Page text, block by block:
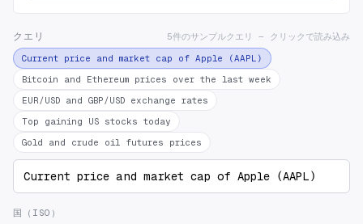
クエリ 5件のサンプルクエリ — クリックで読み込み
Current price and market cap of Apple (AAPL)
Bitcoin and Ethereum prices over the last week
EUR/USD and GBP/USD exchange rates
Top gaining US stocks today
Gold and crude oil futures prices
国（ISO）